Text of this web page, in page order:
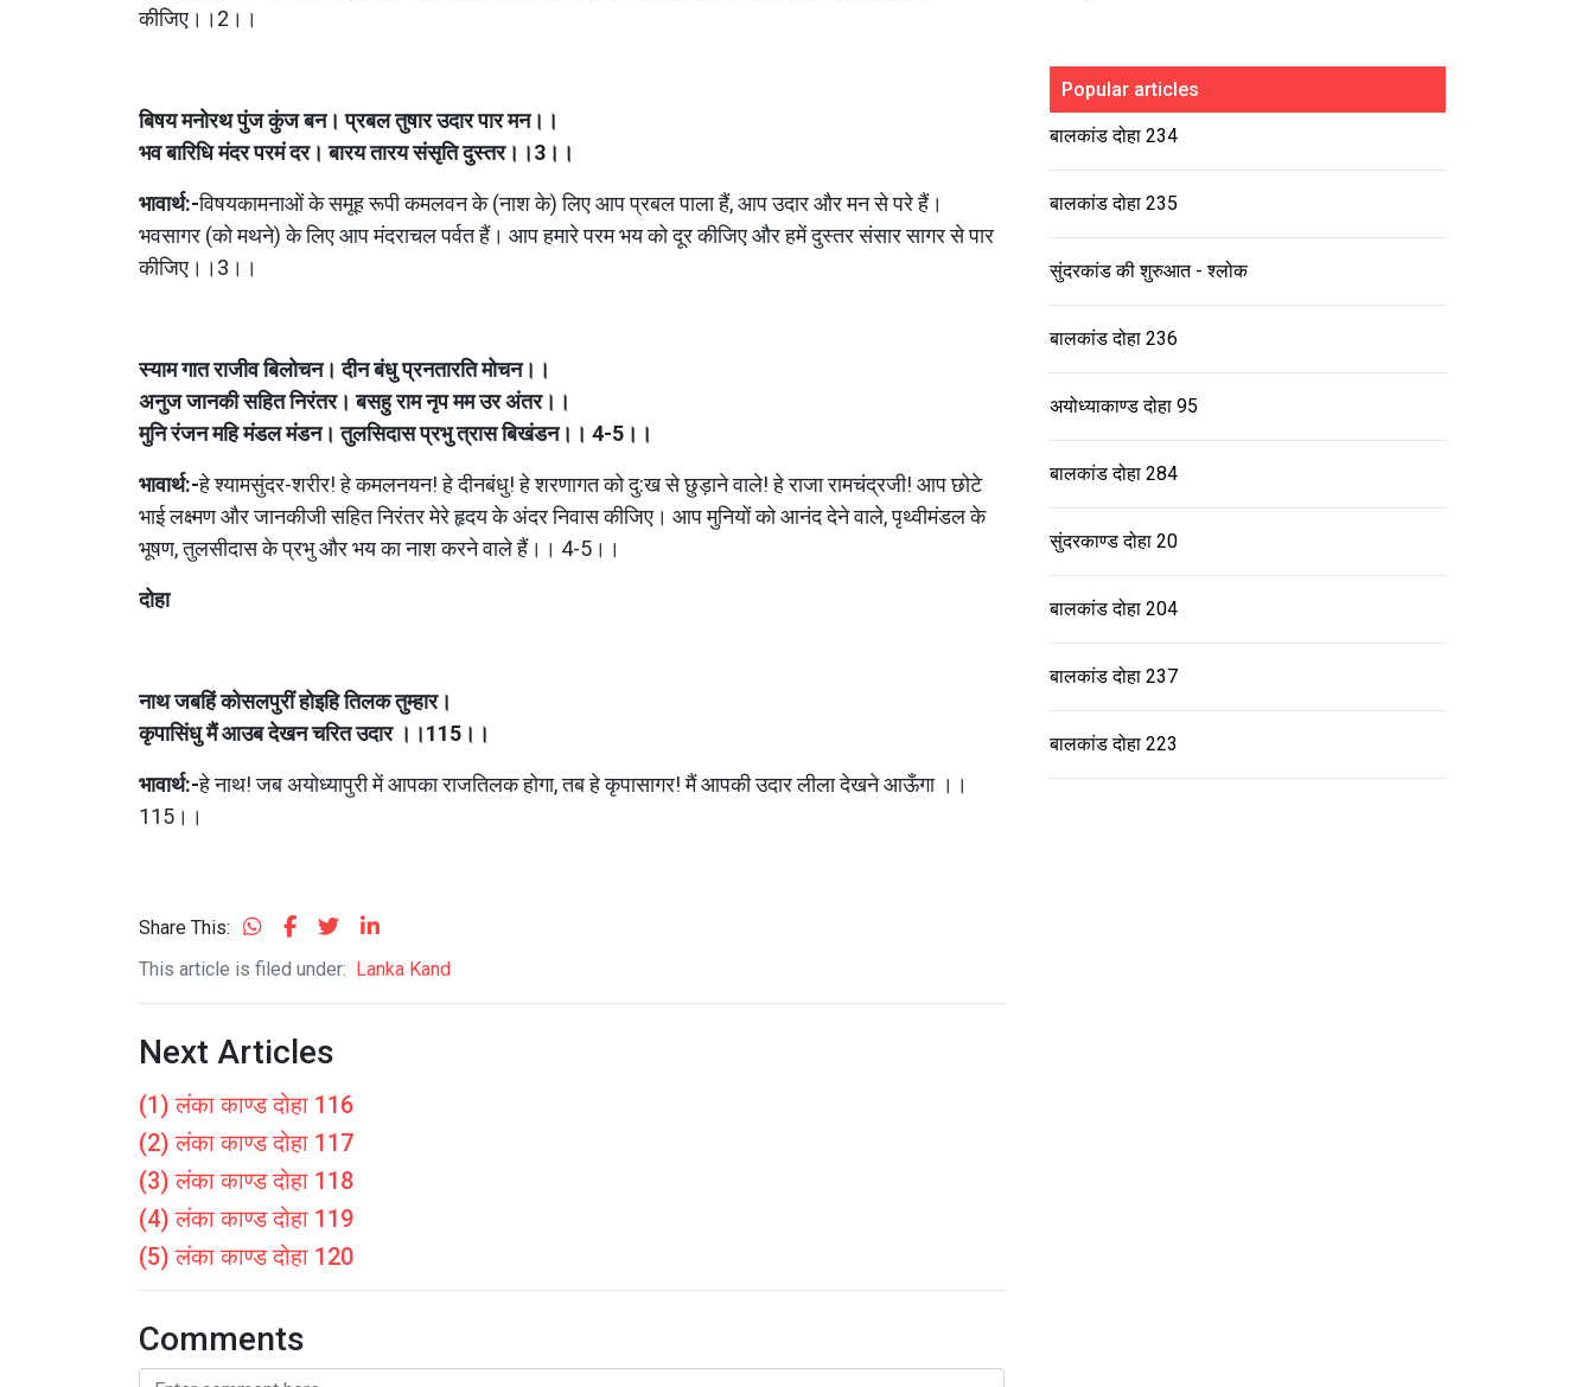
कीजिए।।2।।
बिषय मनोरथ पुंज कुंज बन। प्रबल तुषार उदार पार मन।।
भव बारिधि मंदर परमं दर। बारय तारय संसृति दुस्तर।।3।।
भावार्थ:-विषयकामनाओं के समूह रूपी कमलवन के (नाश के) लिए आप प्रबल पाला हैं, आप उदार और मन से परे हैं।
भवसागर (को मथने) के लिए आप मंदराचल पर्वत हैं। आप हमारे परम भय को दूर कीजिए और हमें दुस्तर संसार सागर से पार
कीजिए।।3।।
स्याम गात राजीव बिलोचन। दीन बंधु प्रनतारति मोचन।।
अनुज जानकी सहित निरंतर। बसहु राम नृप मम उर अंतर।।
मुनि रंजन महि मंडल मंडन। तुलसिदास प्रभु त्रास बिखंडन।। 4-5।।
भावार्थ:-हे श्यामसुंदर-शरीर! हे कमलनयन! हे दीनबंधु! हे शरणागत को दु:ख से छुड़ाने वाले! हे राजा रामचंद्रजी! आप छोटे
भाई लक्ष्मण और जानकीजी सहित निरंतर मेरे हृदय के अंदर निवास कीजिए। आप मुनियों को आनंद देने वाले, पृथ्वीमंडल के
भूषण, तुलसीदास के प्रभु और भय का नाश करने वाले हैं।। 4-5।।
दोहा
नाथ जबहिं कोसलपुरीं हो‍इहि तिलक तुम्हार।
कृपासिंधु मैं आउब देखन चरित उदार ।।115।।
भावार्थ:-हे नाथ! जब अयोध्यापुरी में आपका राजतिलक होगा, तब हे कृपासागर! मैं आपकी उदार लीला देखने आऊँगा ।।
115।।
Share This:
This article is filed under: Lanka Kand
Next Articles
(1) लंका काण्ड दोहा 116
(2) लंका काण्ड दोहा 117
(3) लंका काण्ड दोहा 118
(4) लंका काण्ड दोहा 119
(5) लंका काण्ड दोहा 120
Comments
Popular articles
बालकांड दोहा 234
बालकांड दोहा 235
सुंदरकांड की शुरुआत - श्लोक
बालकांड दोहा 236
अयोध्याकाण्ड दोहा 95
बालकांड दोहा 284
सुंदरकाण्ड दोहा 20
बालकांड दोहा 204
बालकांड दोहा 237
बालकांड दोहा 223